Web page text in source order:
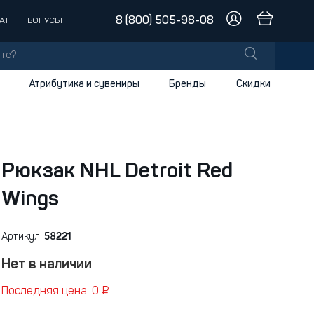
БОНУСЫ 8 (800) 505-98-08
Атрибутика и сувениры Бренды Скидки
Рюкзак NHL Detroit Red
Wings
Артикул: 58221
Нет в наличии
Последняя цена: 0 ₽